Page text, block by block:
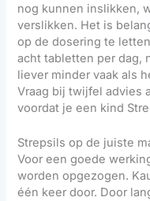
nog kunnen inslikken,
verslikken. Het is
op de dosering te
acht tabletten per dag,
liever minder vaak als
Vraag bij twijfel advies
voordat je een kind
Strepsils op de juiste
Voor een goede
worden opgezogen.
één keer door. Door